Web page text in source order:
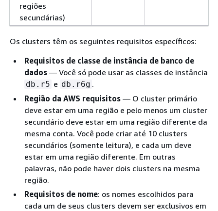
regiões
secundárias)
Os clusters têm os seguintes requisitos específicos:
Requisitos de classe de instância de banco de
dados — Você só pode usar as classes de instância
db.r5 e db.r6g .
Região da AWS requisitos — O cluster primário
deve estar em uma região e pelo menos um cluster
secundário deve estar em uma região diferente da
mesma conta. Você pode criar até 10 clusters
secundários (somente leitura), e cada um deve
estar em uma região diferente. Em outras
palavras, não pode haver dois clusters na mesma
região.
Requisitos de nome: os nomes escolhidos para
cada um de seus clusters devem ser exclusivos em